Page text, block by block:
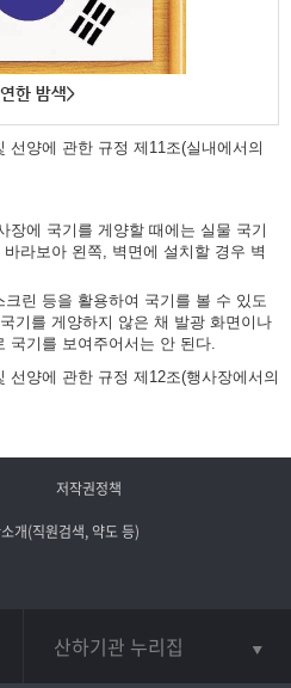
선양에 관한 규정 제11조(실내에서의
장에 국기를 게양할 때에는 실물 국기
라보아 왼쪽, 벽면에 설치할 경우 벽
린 등을 활용하여 국기를 볼 수 있도
기를 게양하지 않은 채 발광 화면이나
국기를 보여주어서는 안 된다.
선양에 관한 규정 제12조(행사장에서의
저작권정책
개(직원검색, 약도 등)
산하기관 누리집